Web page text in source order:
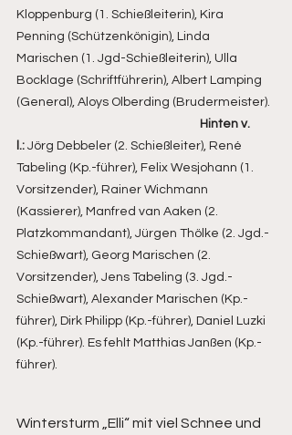
Kloppenburg (1. Schießleiterin), Kira
Penning (Schützenkönigin), Linda
Marischen (1. Jgd-Schießleiterin), Ulla
Bocklage (Schriftführerin), Albert Lamping
(General), Aloys Olberding (Brudermeister).
Hinten v.
l.: Jörg Debbeler (2. Schießleiter), René
Tabeling (Kp.-führer), Felix Wesjohann (1.
Vorsitzender), Rainer Wichmann
(Kassierer), Manfred van Aaken (2.
Platzkommandant), Jürgen Thölke (2. Jgd.-
Schießwart), Georg Marischen (2.
Vorsitzender), Jens Tabeling (3. Jgd.-
Schießwart), Alexander Marischen (Kp.-
führer), Dirk Philipp (Kp.-führer), Daniel Luzki
(Kp.-führer). Es fehlt Matthias Janßen (Kp.-
führer).
Wintersturm „Elli“ mit viel Schnee und